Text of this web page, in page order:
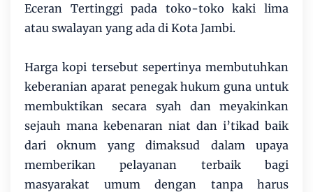
Eceran Tertinggi pada toko-toko kaki lima
atau swalayan yang ada di Kota Jambi.
Harga kopi tersebut sepertinya membutuhkan
keberanian aparat penegak hukum guna untuk
membuktikan secara syah dan meyakinkan
sejauh mana kebenaran niat dan i’tikad baik
dari oknum yang dimaksud dalam upaya
memberikan pelayanan terbaik bagi
masyarakat umum dengan tanpa harus